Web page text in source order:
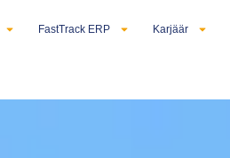
FastTrack ERP Karjäär